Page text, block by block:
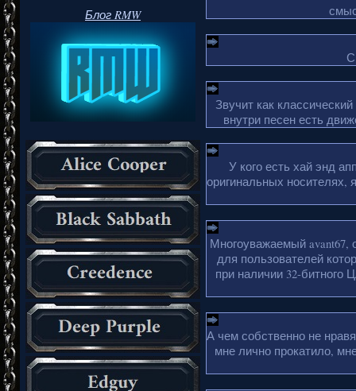
Блог RMW
Звучит как
внутри песен есть
У кого есть хай энд
оригинальных
Многоуважаемый
для пользователей
при наличии 32-битного
А чем собственно не
мне лично прокатило,